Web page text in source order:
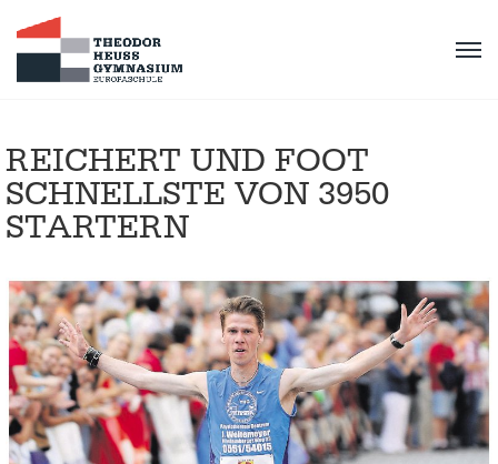
REICHERT UND FOOT
SCHNELLSTE VON 3950
STARTERN